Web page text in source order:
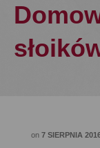
on 7 SIERPNIA